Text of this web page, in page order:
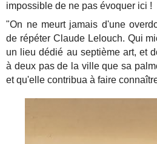
impossible de ne pas évoquer ici !
"On ne meurt jamais d'une
de répéter Claude Lelouch. Qui
un lieu dédié au septième art, et
à deux pas de la ville que sa
et qu'elle contribua à faire